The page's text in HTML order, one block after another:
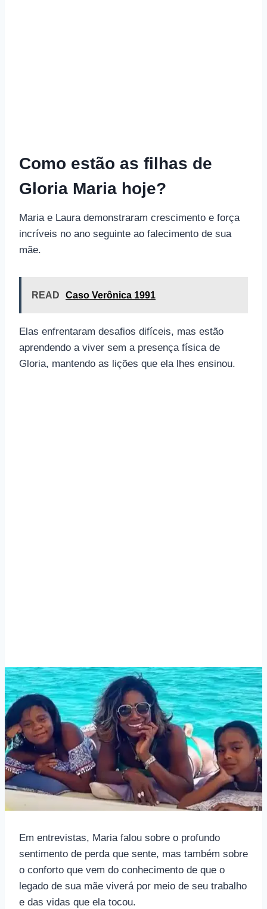
Como estão as filhas de
Gloria Maria hoje?
Maria e Laura demonstraram crescimento e força
incríveis no ano seguinte ao falecimento de sua
mãe.
READ Caso Verônica 1991
Elas enfrentaram desafios difíceis, mas estão
aprendendo a viver sem a presença física de
Gloria, mantendo as lições que ela lhes ensinou.
Em entrevistas, Maria falou sobre o profundo
sentimento de perda que sente, mas também sobre
o conforto que vem do conhecimento de que o
legado de sua mãe viverá por meio de seu trabalho
e das vidas que ela tocou.